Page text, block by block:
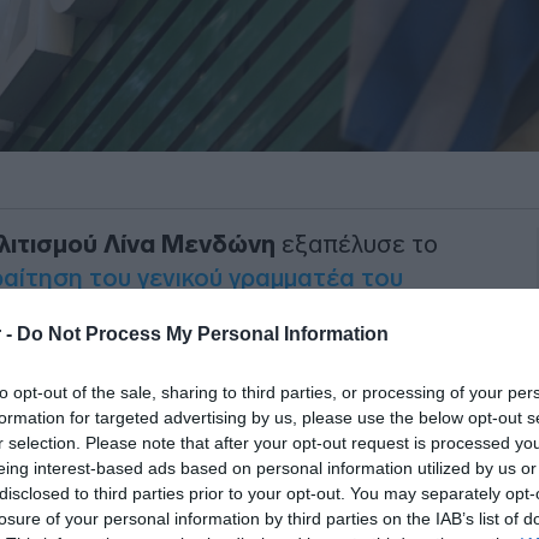
- Do Not Process My Personal Information
opt-out of the sale, sharing to third parties, or processing of your
for targeted advertising by us, please use the below opt-out
selection. Please note that after your opt-out request is processed
interest-based ads based on personal information utilized by us
to third parties prior to your opt-out. You may separately
of your personal information by third parties on the IAB’s list of
Λίνα Μενδώνη εξαπέλυσε το
του γενικού γραμματέα του
Πολιτισμού του
Γιώργος Διδασκάλου, που
Συμβούλιο (ΚΑΣ), όσο και στο
φέρεται να εμπλέκεται στο